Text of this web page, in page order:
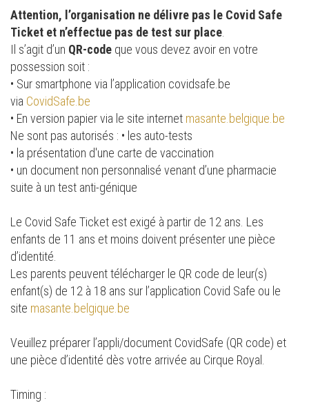
Attention, l’organisation ne délivre pas le Covid Safe
Ticket et n’effectue pas de test sur place
Il s’agit d’un QR-code que vous devez avoir en votre
possession soit :
• Sur smartphone via l’application covidsafe.be
via CovidSafe.be
• En version papier via le site internet masante.belgique.be
Ne sont pas autorisés : • les auto-tests
• la présentation d'une carte de vaccination
• un document non personnalisé venant d’une pharmacie
suite à un test anti-génique
Le Covid Safe Ticket est exigé à partir de 12 ans. Les
enfants de 11 ans et moins doivent présenter une pièce
d’identité.
Les parents peuvent télécharger le QR code de leur(s)
enfant(s) de 12 à 18 ans sur l’application Covid Safe ou le
site masante.belgique.be
Veuillez préparer l’appli/document CovidSafe (QR code) et
une pièce d’identité dès votre arrivée au Cirque Royal.
Timing :